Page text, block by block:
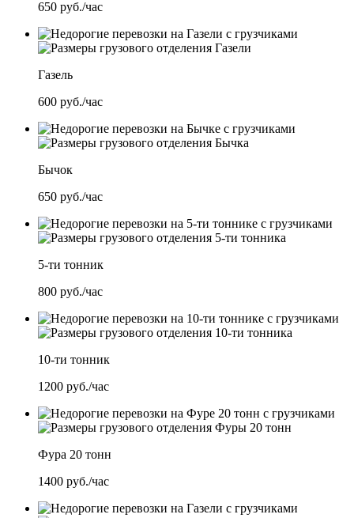
650 руб./час
Газель
600 руб./час
Бычок
650 руб./час
5-ти тонник
800 руб./час
10-ти тонник
1200 руб./час
Фура 20 тонн
1400 руб./час